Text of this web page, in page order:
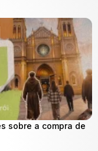
sobre a compra de